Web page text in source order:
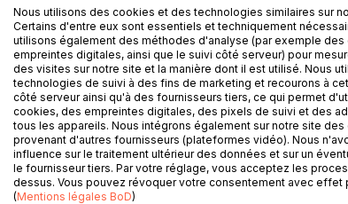
Anthologie en cinq volumes des contes
Comment la frustration et la jalousie
rancoeur qui empoisonne la vie de tant
d'une véritable descente aux enfers,
d'«Anna Karénine» analyse avec un
satiété, tous les mécanismes de
aussi des idées morales de l'écrivain,
intensité dramatique, sa puissante vérité
peinture de la vie conjugale.
Nous utilisons des cookies et des technologies similaires sur
Certains d'entre eux sont essentiels et techniquement
utilisons également des méthodes d'analyse (par exemple
empreintes digitales, ainsi que le suivi côté serveur) pour
des visites sur notre site et la manière dont il est utilisé. Nous
technologies de suivi à des fins de marketing et recourons à
côté serveur ainsi qu'à des fournisseurs tiers, ce qui permet
cookies, des empreintes digitales, des pixels de suivi et des
tous les appareils. Nous intégrons également sur notre site des
provenant d'autres fournisseurs (plateformes vidéo). Nous
influence sur le traitement ultérieur des données et sur un
le fournisseur tiers. Par votre réglage, vous acceptez les
dessus. Vous pouvez révoquer votre consentement avec effet
(Mentions légales BoD)